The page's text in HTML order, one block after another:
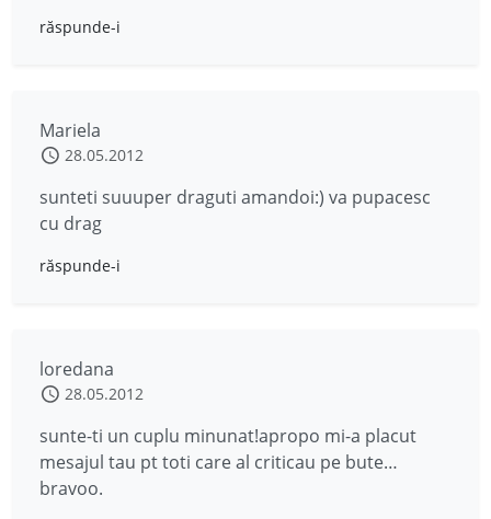
răspunde-i
Mariela
28.05.2012
sunteti suuuper draguti amandoi:) va pupacesc
cu drag
răspunde-i
loredana
28.05.2012
sunte-ti un cuplu minunat!apropo mi-a placut
mesajul tau pt toti care al criticau pe bute…
bravoo.